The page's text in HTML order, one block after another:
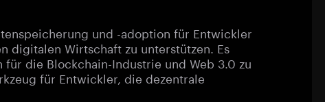
und -adoption für Entwickler
digitalen Wirtschaft zu unterstützen. Es
die Blockchain-Industrie und Web 3.0 zu
für Entwickler, die dezentrale